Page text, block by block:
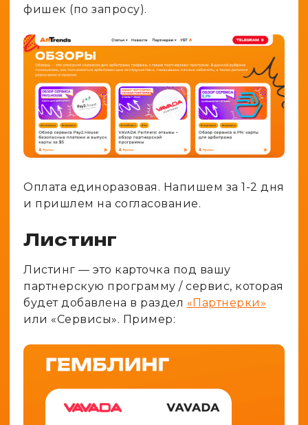
фишек (по запросу).
Оплата единоразовая. Напишем за 1-2 дня
и пришлем на согласование.
Листинг
Листинг — это карточка под вашу
партнерскую программу / сервис, которая
будет добавлена в раздел «Партнерки»
или «Сервисы». Пример: